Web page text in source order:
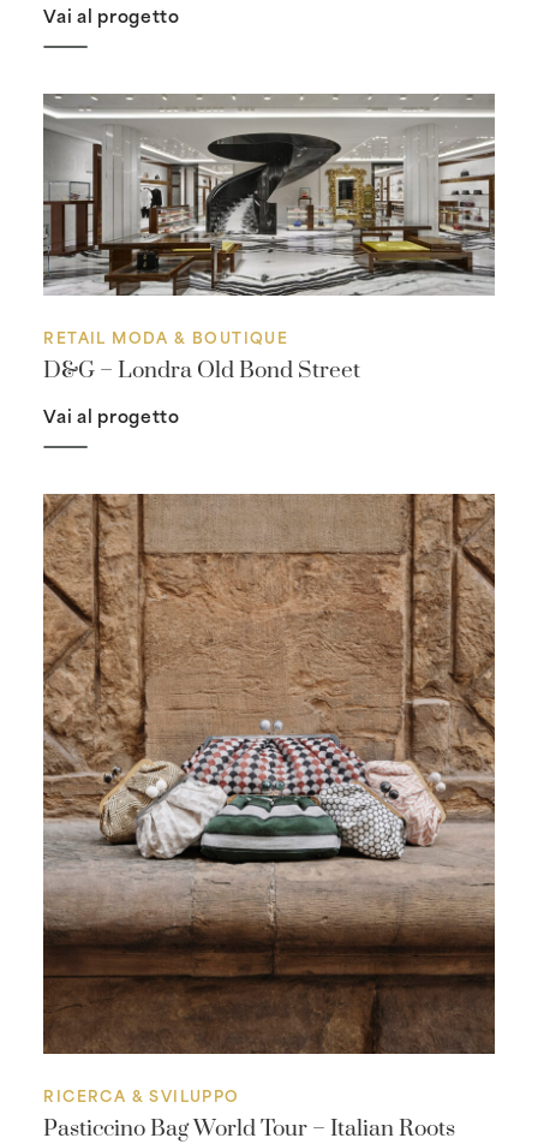
Vai al progetto
RETAIL MODA & BOUTIQUE
D&G – Londra Old Bond Street
Vai al progetto
RICERCA & SVILUPPO
Pasticcino Bag World Tour – Italian Roots